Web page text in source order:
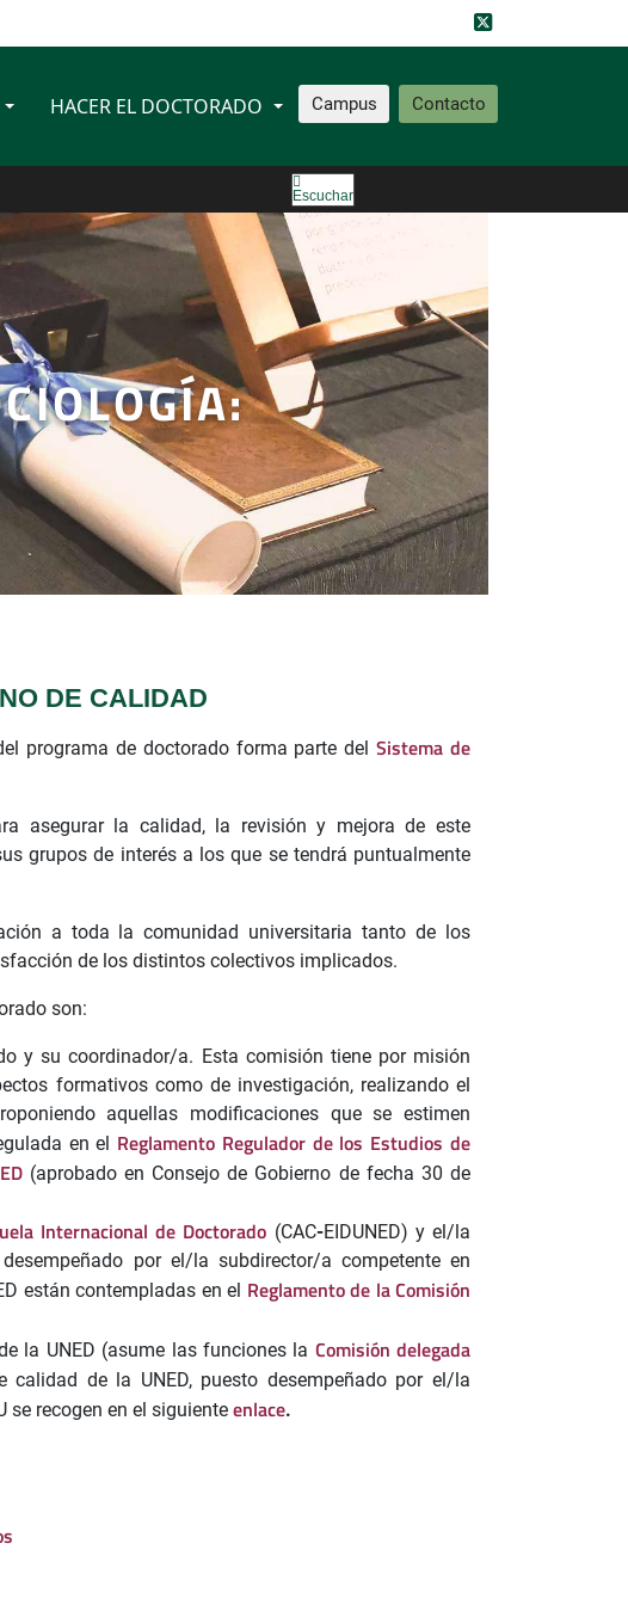
Campus Contacto
HACER EL DOCTORADO
Escuchar
DE CALIDAD
programa de doctorado forma parte delSistema de
asegurar la calidad, la revisión y mejora de este
grupos de interés a los que se tendrá puntualmente
a toda la comunidad universitaria tanto de los
de los distintos colectivos implicados.
son:
y su coordinador/a. Esta comisión tiene por misión
formativos como de investigación, realizando el
aquellas modificaciones que se estimen
en el Reglamento Regulador de los Estudios de
(aprobado en Consejo de Gobierno de fecha 30 de
Internacional de Doctorado (CAC-EIDUNED) y el/la
por el/la subdirector/a competente en
están contempladas en el Reglamento de la Comisión
la UNED (asume las funciones la Comisión delegada
de la UNED, puesto desempeñado por el/la
se recogen en el siguiente enlace.